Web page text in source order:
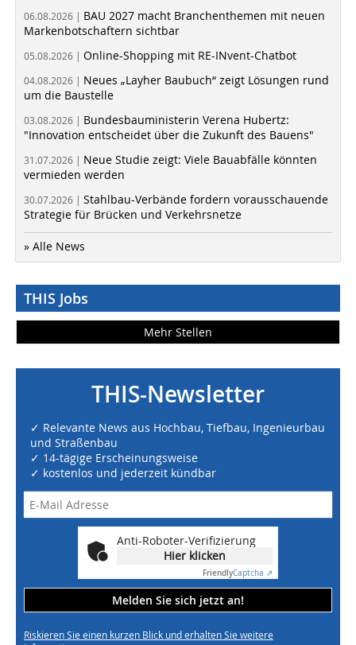
06.08.2026 | BAU 2027 macht Branchenthemen mit neuen
Markenbotschaftern sichtbar
05.08.2026 | Online-Shopping mit RE-INvent-Chatbot
04.08.2026 | Neues „Layher Baubuch“ zeigt Lösungen rund
um die Baustelle
03.08.2026 | Bundesbauministerin Verena Hubertz:
"Innovation entscheidet über die Zukunft des Bauens"
31.07.2026 | Neue Studie zeigt: Viele Bauabfälle könnten
vermieden werden
30.07.2026 | Stahlbau-Verbände fordern vorausschauende
Strategie für Brücken und Verkehrsnetze
» Alle News
THIS Jobs
Mehr Stellen
THIS-Newsletter
✓ Relevante News aus Hochbau, Tiefbau, Ingenieurbau
und Straßenbau
✓ 14-tägige Erscheinungsweise
✓ kostenlos und jederzeit kündbar
Anti-Roboter-Verifizierung
Hier klicken
FriendlyCaptcha ⇗
Melden Sie sich jetzt an!
Riskieren Sie einen kurzen Blick und erhalten Sie weitere